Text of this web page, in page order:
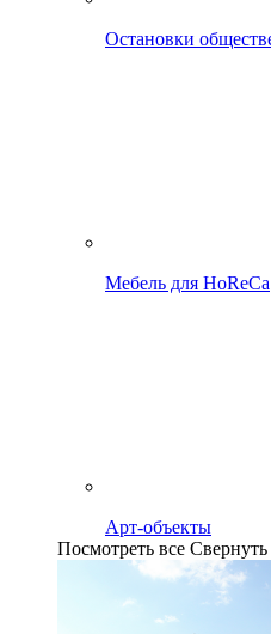
Остановки
Мебель для HoReCa
Арт-объекты
Посмотреть все Свернуть